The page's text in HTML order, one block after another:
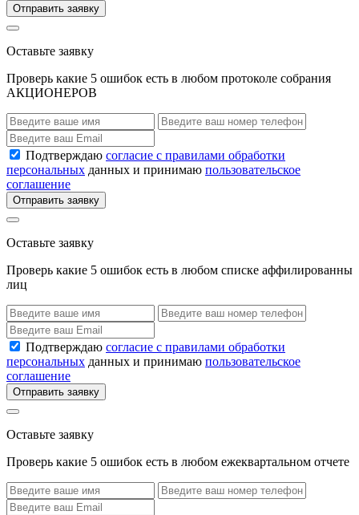
Отправить заявку
Оставьте заявку
Проверь какие 5 ошибок есть в любом протоколе собрания
АКЦИОНЕРОВ
Подтверждаю согласие с правилами обработки
персональных данных и принимаю пользовательское
соглашение
Отправить заявку
Оставьте заявку
Проверь какие 5 ошибок есть в любом списке аффилированны
лиц
Подтверждаю согласие с правилами обработки
персональных данных и принимаю пользовательское
соглашение
Отправить заявку
Оставьте заявку
Проверь какие 5 ошибок есть в любом ежеквартальном отчете